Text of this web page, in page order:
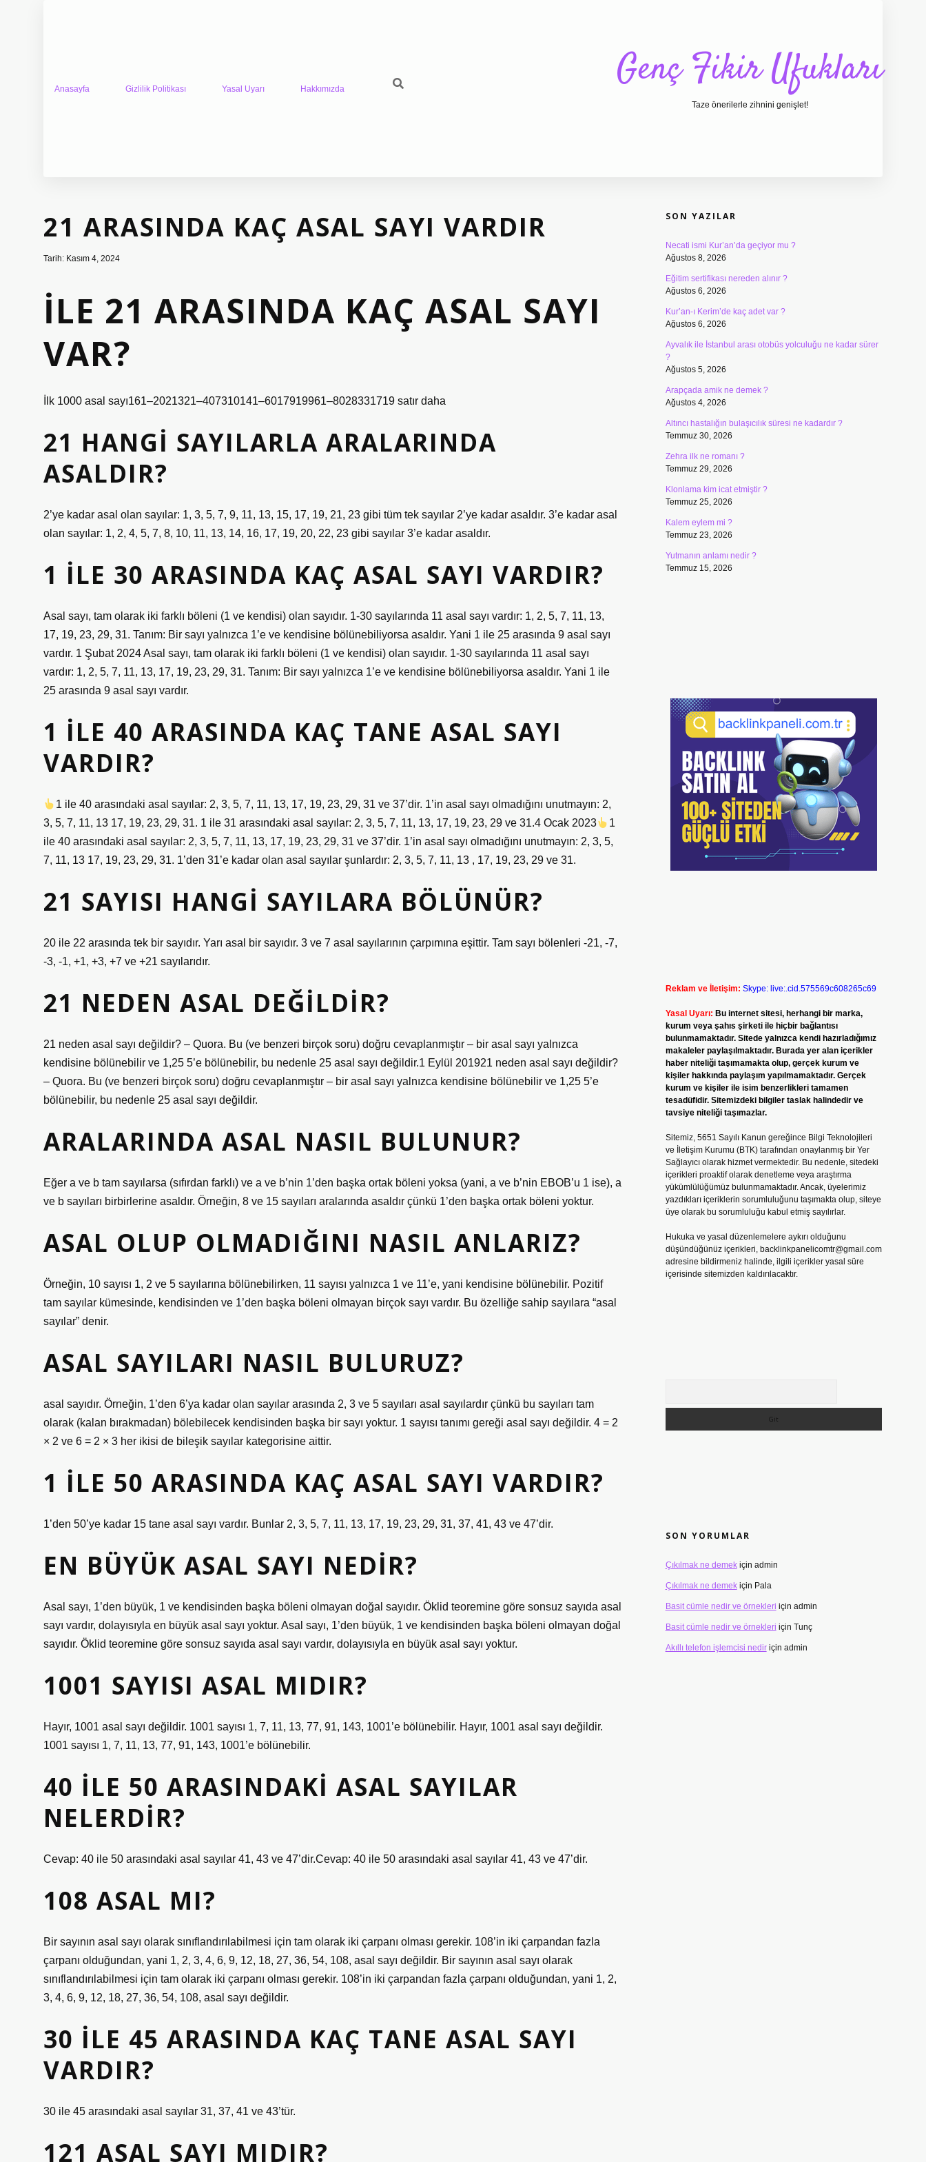
Anasayfa Gizlilik Politikası Yasal Uyarı Hakkımızda Genç Fikir Ufukları
Taze önerilerle zihnini genişlet!
21 ARASINDA KAÇ ASAL SAYI VARDIR
Tarih: Kasım 4, 2024
İLE 21 ARASINDA KAÇ ASAL SAYI
VAR?
İlk 1000 asal sayı161–2021321–407310141–6017919961–8028331719 satır daha
21 HANGI SAYILARLA ARALARINDA
ASALDIR?
2’ye kadar asal olan sayılar: 1, 3, 5, 7, 9, 11, 13, 15, 17, 19, 21, 23 gibi tüm tek sayılar 2’ye kadar asaldır. 3’e kadar asal
olan sayılar: 1, 2, 4, 5, 7, 8, 10, 11, 13, 14, 16, 17, 19, 20, 22, 23 gibi sayılar 3’e kadar asaldır.
1 ILE 30 ARASINDA KAÇ ASAL SAYI VARDIR?
Asal sayı, tam olarak iki farklı böleni (1 ve kendisi) olan sayıdır. 1-30 sayılarında 11 asal sayı vardır: 1, 2, 5, 7, 11, 13,
17, 19, 23, 29, 31. Tanım: Bir sayı yalnızca 1’e ve kendisine bölünebiliyorsa asaldır. Yani 1 ile 25 arasında 9 asal sayı
vardır. 1 Şubat 2024 Asal sayı, tam olarak iki farklı böleni (1 ve kendisi) olan sayıdır. 1-30 sayılarında 11 asal sayı
vardır: 1, 2, 5, 7, 11, 13, 17, 19, 23, 29, 31. Tanım: Bir sayı yalnızca 1’e ve kendisine bölünebiliyorsa asaldır. Yani 1 ile
25 arasında 9 asal sayı vardır.
1 ILE 40 ARASINDA KAÇ TANE ASAL SAYI
VARDIR?
1 ile 40 arasındaki asal sayılar: 2, 3, 5, 7, 11, 13, 17, 19, 23, 29, 31 ve 37’dir. 1’in asal sayı olmadığını unutmayın: 2,
3, 5, 7, 11, 13 17, 19, 23, 29, 31. 1 ile 31 arasındaki asal sayılar: 2, 3, 5, 7, 11, 13, 17, 19, 23, 29 ve 31.4 Ocak 2023
1
ile 40 arasındaki asal sayılar: 2, 3, 5, 7, 11, 13, 17, 19, 23, 29, 31 ve 37’dir. 1’in asal sayı olmadığını unutmayın: 2, 3, 5,
7, 11, 13 17, 19, 23, 29, 31. 1’den 31’e kadar olan asal sayılar şunlardır: 2, 3, 5, 7, 11, 13 , 17, 19, 23, 29 ve 31.
21 SAYISI HANGI SAYILARA BÖLÜNÜR?
20 ile 22 arasında tek bir sayıdır. Yarı asal bir sayıdır. 3 ve 7 asal sayılarının çarpımına eşittir. Tam sayı bölenleri -21, -7,
-3, -1, +1, +3, +7 ve +21 sayılarıdır.
21 NEDEN ASAL DEĞILDIR?
21 neden asal sayı değildir? – Quora. Bu (ve benzeri birçok soru) doğru cevaplanmıştır – bir asal sayı yalnızca
kendisine bölünebilir ve 1,25 5’e bölünebilir, bu nedenle 25 asal sayı değildir.1 Eylül 201921 neden asal sayı değildir?
– Quora. Bu (ve benzeri birçok soru) doğru cevaplanmıştır – bir asal sayı yalnızca kendisine bölünebilir ve 1,25 5’e
bölünebilir, bu nedenle 25 asal sayı değildir.
ARALARINDA ASAL NASIL BULUNUR?
Eğer a ve b tam sayılarsa (sıfırdan farklı) ve a ve b’nin 1’den başka ortak böleni yoksa (yani, a ve b’nin EBOB’u 1 ise), a
ve b sayıları birbirlerine asaldır. Örneğin, 8 ve 15 sayıları aralarında asaldır çünkü 1’den başka ortak böleni yoktur.
ASAL OLUP OLMADIĞINI NASIL ANLARIZ?
Örneğin, 10 sayısı 1, 2 ve 5 sayılarına bölünebilirken, 11 sayısı yalnızca 1 ve 11’e, yani kendisine bölünebilir. Pozitif
tam sayılar kümesinde, kendisinden ve 1’den başka böleni olmayan birçok sayı vardır. Bu özelliğe sahip sayılara “asal
sayılar” denir.
ASAL SAYILARI NASIL BULURUZ?
asal sayıdır. Örneğin, 1’den 6’ya kadar olan sayılar arasında 2, 3 ve 5 sayıları asal sayılardır çünkü bu sayıları tam
olarak (kalan bırakmadan) bölebilecek kendisinden başka bir sayı yoktur. 1 sayısı tanımı gereği asal sayı değildir. 4 = 2
× 2 ve 6 = 2 × 3 her ikisi de bileşik sayılar kategorisine aittir.
1 ILE 50 ARASINDA KAÇ ASAL SAYI VARDIR?
1’den 50’ye kadar 15 tane asal sayı vardır. Bunlar 2, 3, 5, 7, 11, 13, 17, 19, 23, 29, 31, 37, 41, 43 ve 47’dir.
EN BÜYÜK ASAL SAYI NEDIR?
Asal sayı, 1’den büyük, 1 ve kendisinden başka böleni olmayan doğal sayıdır. Öklid teoremine göre sonsuz sayıda asal
sayı vardır, dolayısıyla en büyük asal sayı yoktur. Asal sayı, 1’den büyük, 1 ve kendisinden başka böleni olmayan doğal
sayıdır. Öklid teoremine göre sonsuz sayıda asal sayı vardır, dolayısıyla en büyük asal sayı yoktur.
1001 SAYISI ASAL MIDIR?
Hayır, 1001 asal sayı değildir. 1001 sayısı 1, 7, 11, 13, 77, 91, 143, 1001’e bölünebilir. Hayır, 1001 asal sayı değildir.
1001 sayısı 1, 7, 11, 13, 77, 91, 143, 1001’e bölünebilir.
40 ILE 50 ARASINDAKI ASAL SAYILAR
NELERDIR?
Cevap: 40 ile 50 arasındaki asal sayılar 41, 43 ve 47’dir.Cevap: 40 ile 50 arasındaki asal sayılar 41, 43 ve 47’dir.
108 ASAL MI?
Bir sayının asal sayı olarak sınıflandırılabilmesi için tam olarak iki çarpanı olması gerekir. 108’in iki çarpandan fazla
çarpanı olduğundan, yani 1, 2, 3, 4, 6, 9, 12, 18, 27, 36, 54, 108, asal sayı değildir. Bir sayının asal sayı olarak
sınıflandırılabilmesi için tam olarak iki çarpanı olması gerekir. 108’in iki çarpandan fazla çarpanı olduğundan, yani 1, 2,
3, 4, 6, 9, 12, 18, 27, 36, 54, 108, asal sayı değildir.
30 ILE 45 ARASINDA KAÇ TANE ASAL SAYI
VARDIR?
30 ile 45 arasındaki asal sayılar 31, 37, 41 ve 43’tür.
121 ASAL SAYI MIDIR?
SON YAZILAR
Necati ismi Kur’an’da geçiyor mu ?
Ağustos 8, 2026
Eğitim sertifikası nereden alınır ?
Ağustos 6, 2026
Kur’an-ı Kerim’de kaç adet var ?
Ağustos 6, 2026
Ayvalık ile İstanbul arası otobüs yolculuğu ne kadar sürer
?
Ağustos 5, 2026
Arapçada amik ne demek ?
Ağustos 4, 2026
Altıncı hastalığın bulaşıcılık süresi ne kadardır ?
Temmuz 30, 2026
Zehra ilk ne romanı ?
Temmuz 29, 2026
Klonlama kim icat etmiştir ?
Temmuz 25, 2026
Kalem eylem mi ?
Temmuz 23, 2026
Yutmanın anlamı nedir ?
Temmuz 15, 2026
Reklam ve İletişim: Skype: live:.cid.575569c608265c69
Yasal Uyarı: Bu internet sitesi, herhangi bir marka,
kurum veya şahıs şirketi ile hiçbir bağlantısı
bulunmamaktadır. Sitede yalnızca kendi hazırladığımız
makaleler paylaşılmaktadır. Burada yer alan içerikler
haber niteliği taşımamakta olup, gerçek kurum ve
kişiler hakkında paylaşım yapılmamaktadır. Gerçek
kurum ve kişiler ile isim benzerlikleri tamamen
tesadüfidir. Sitemizdeki bilgiler taslak halindedir ve
tavsiye niteliği taşımazlar.
Sitemiz, 5651 Sayılı Kanun gereğince Bilgi Teknolojileri
ve İletişim Kurumu (BTK) tarafından onaylanmış bir Yer
Sağlayıcı olarak hizmet vermektedir. Bu nedenle, sitedeki
içerikleri proaktif olarak denetleme veya araştırma
yükümlülüğümüz bulunmamaktadır. Ancak, üyelerimiz
yazdıkları içeriklerin sorumluluğunu taşımakta olup, siteye
üye olarak bu sorumluluğu kabul etmiş sayılırlar.
Hukuka ve yasal düzenlemelere aykırı olduğunu
düşündüğünüz içerikleri, backlinkpanelicomtr@gmail.com
adresine bildirmeniz halinde, ilgili içerikler yasal süre
içerisinde sitemizden kaldırılacaktır.
SON YORUMLAR
Çıkılmak ne demekiçin admin
Çıkılmak ne demekiçin Pala
Basit cümle nedir ve örnekleri için admin
Basit cümle nedir ve örnekleri için Tunç
Akıllı telefon işlemcisi nediriçin admin